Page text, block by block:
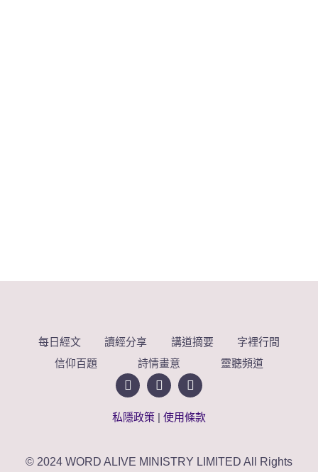
每日經文 讀經分享 講道摘要
字裡行間
信仰百題
詩情畫意 靈聽頻道
私隱政策 | 使用條款
© 2024 WORD ALIVE MINISTRY LIMITED All Rights